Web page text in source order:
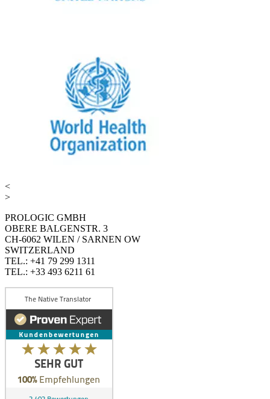
<
>
PROLOGIC GMBH
OBERE BALGENSTR. 3
CH-6062 WILEN / SARNEN OW
SWITZERLAND
TEL.: +41 79 299 1311
TEL.: +33 493 6211 61